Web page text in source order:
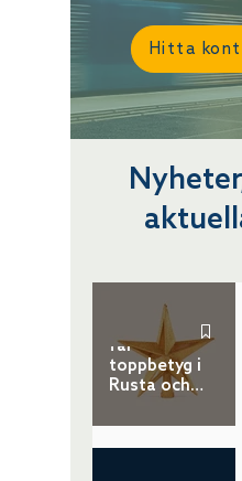
Hitta
Jobblyftet
får
toppbetyg i
Rusta och